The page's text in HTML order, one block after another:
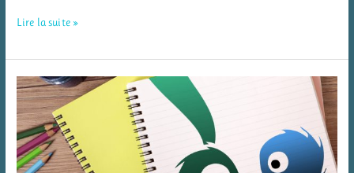
Personnages
mots »
Lire la suite »